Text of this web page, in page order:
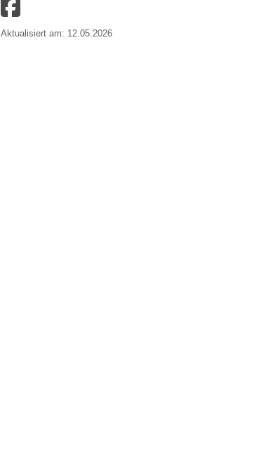
Aktualisiert am: 12.05.2026